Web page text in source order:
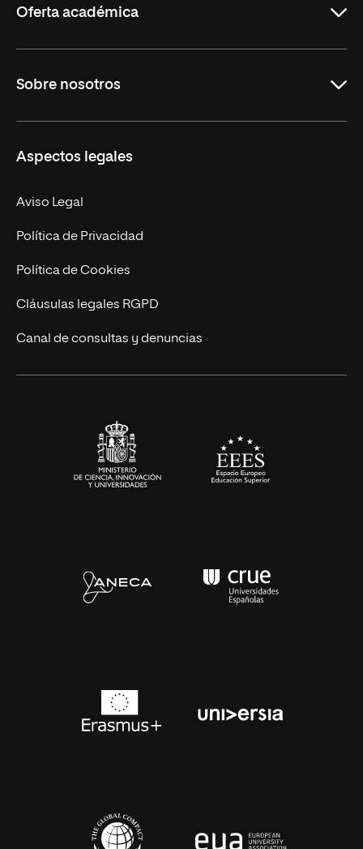
Oferta académica
Másteres Oficiales
Doctorados
Experto Universitario
Postgrados
Cursos Universitarios
Sobre nosotros
Facultades
Nuestro Equipo
Trabaja en UNIR
Actualidad
UNIR Revista
Eventos
Aspectos legales
Aviso Legal
Política de Privacidad
Política de Cookies
Cláusulas legales RGPD
Canal de consultas y denuncias